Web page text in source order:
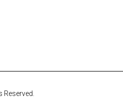
Reserved.